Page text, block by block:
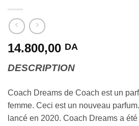
14.800,00 DA
DESCRIPTION
Coach Dreams de Coach est un
femme. Ceci est un nouveau
lancé en 2020. Coach Dreams a